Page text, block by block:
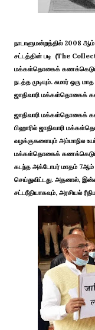
நாடாளுமன்றத்தில் 2008 ஆம்
சட்டத்தின் படி (The
மக்கள்தொகைக்
நடத்த முடியும். சுமார் ஒரு
ஜாதிவாரி மக்கள்தொகைக்
ஜாதிவாரி மக்கள்தொகைக்
பிஹாரில் ஜாதிவாரி
வழக்குகளையும் அம்மாநில
மக்கள்தொகைக் கணக்கெடுப்பு
கடந்த அக்டோபர் மாதம் 7ஆம்
செய்துவிட்டது. அதனால்,
சட்டரீதியாகவும், அரசியல்